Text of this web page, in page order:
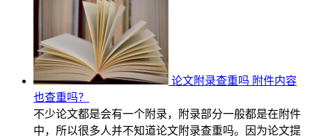
论文附录查重吗 附件内容
也查重吗？
不少论文都是会有一个附录，附录部分一般都是在附件
中，所以很多人并不知道论文附录查重吗。因为论文提